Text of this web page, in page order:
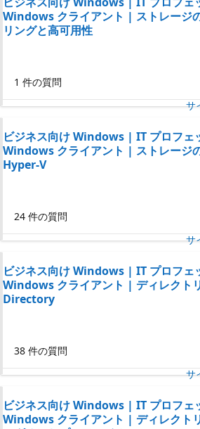
Windows クライアント | ストレージ
リングと高可用性
1 件の質問
サ
ビジネス向け Windows | IT プロフェ
Windows クライアント | ストレージ
Hyper-V
24 件の質問
サ
ビジネス向け Windows | IT プロフェ
Windows クライアント | ディレクト
Directory
38 件の質問
サ
ビジネス向け Windows | IT プロフェ
Windows クライアント | ディレクト